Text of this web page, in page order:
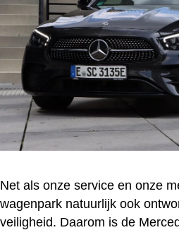
Net als onze service en onze
wagenpark natuurlijk ook
veiligheid. Daarom is de